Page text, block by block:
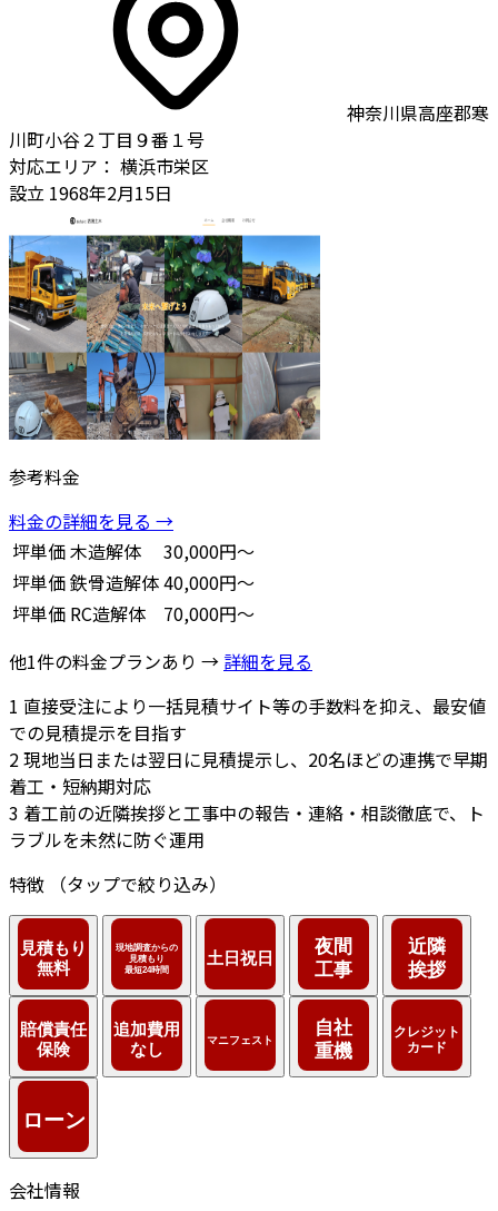
神奈川県高座郡寒
川町小谷２丁目９番１号
対応エリア： 横浜市栄区
設立 1968年2月15日
参考料金
料金の詳細を見る →
坪単価木造解体
30,000円～
坪単価鉄骨造解体40,000円～
坪単価 RC造解体
70,000円～
他1件の料金プランあり → 詳細を見る
1 直接受注により一括見積サイト等の手数料を抑え、最安値
での見積提示を目指す
2現地当日または翌日に見積提示し、20名ほどの連携で早期
着工・短納期対応
3 着工前の近隣挨拶と工事中の報告・連絡・相談徹底で、ト
ラブルを未然に防ぐ運用
特徴
（タップで絞り込み）
会社情報